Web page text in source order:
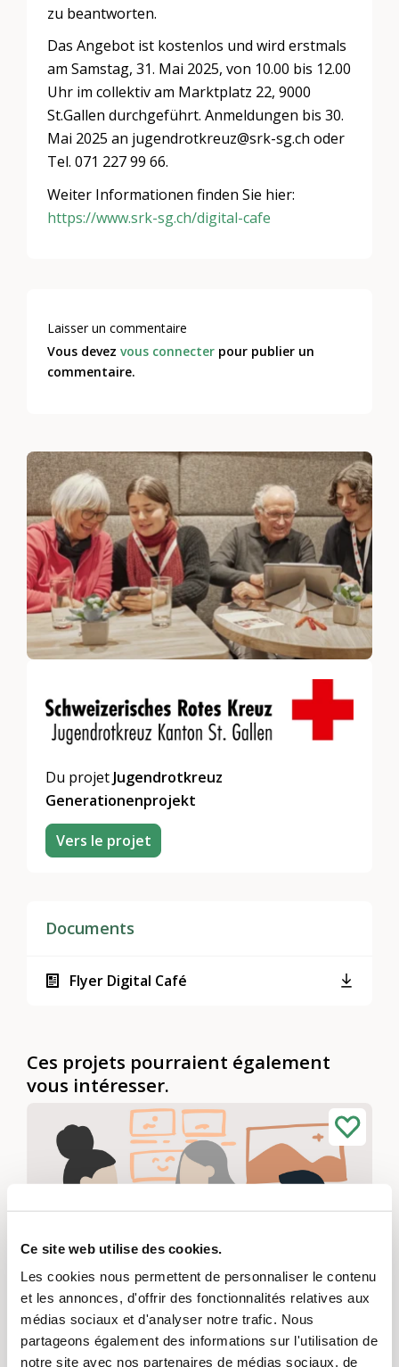
Ce site web utilise des cookies.
Les cookies nous permettent de personnaliser le contenu
et les annonces, d'offrir des fonctionnalités relatives aux
médias sociaux et d'analyser notre trafic. Nous
partageons également des informations sur l'utilisation de
notre site avec nos partenaires de médias sociaux, de
Du projet Jugendrotkreuz
Generationenprojekt
Vers le projet
Documents
Flyer Digital Café
zu beantworten.
Das Angebot ist kostenlos und wird erstmals
am Samstag, 31. Mai 2025, von 10.00 bis 12.00
Uhr im collektiv am Marktplatz 22, 9000
St.Gallen durchgeführt. Anmeldungen bis 30.
Mai 2025 an jugendrotkreuz@srk-sg.ch oder
Tel. 071 227 99 66.
Weiter Informationen finden Sie hier:
https://www.srk-sg.ch/digital-cafe
Laisser un commentaire
Vous devezvous connecter pour publier un
commentaire.
Ces projets pourraient également
vous intéresser.
Intergenerationelles Zentrum Nouveau
Prieuré